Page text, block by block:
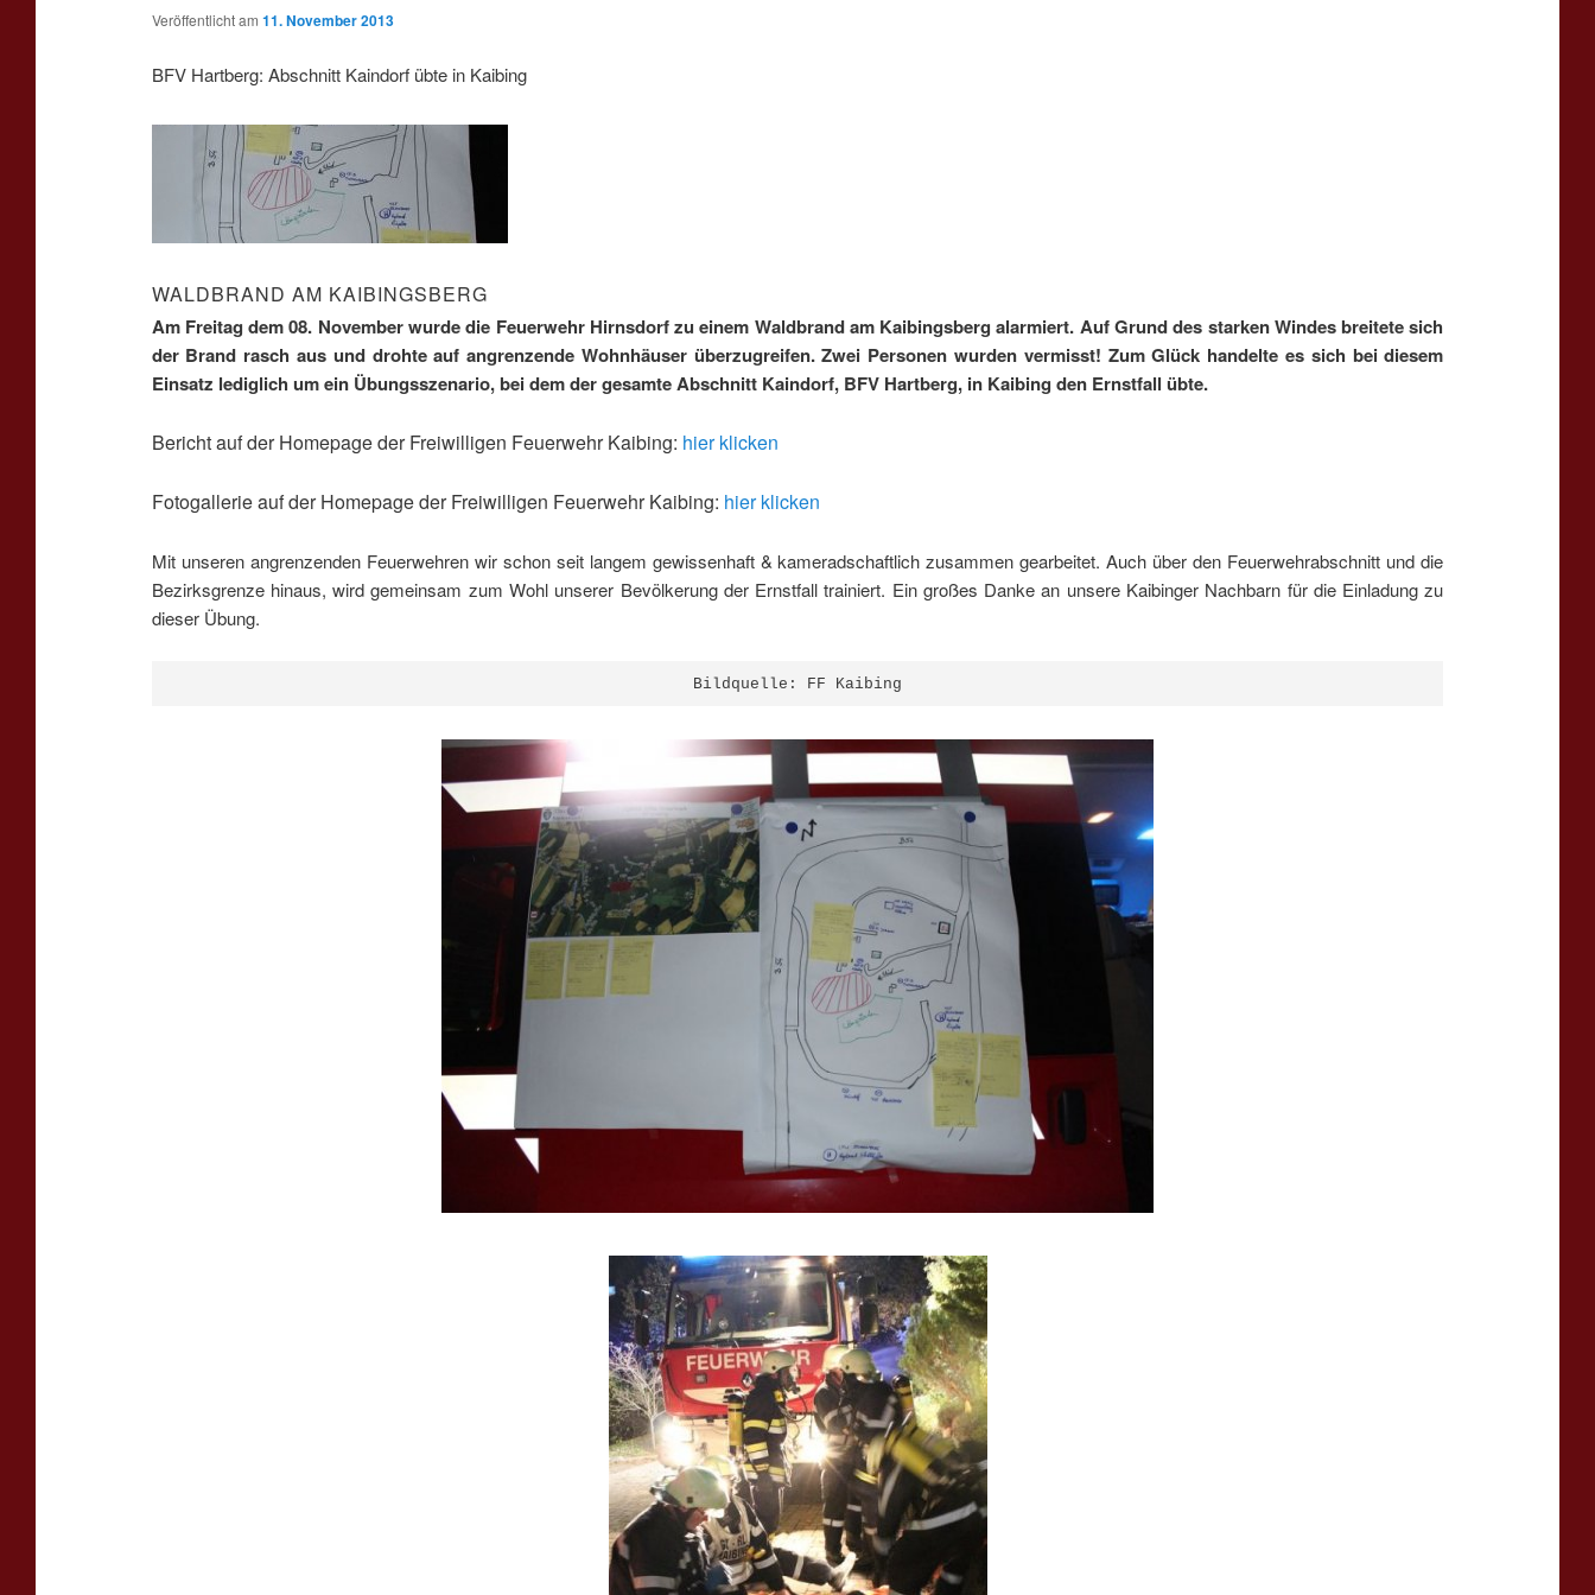
Veröffentlicht am 11. November 2013
BFV Hartberg: Abschnitt Kaindorf übte in Kaibing
WALDBRAND AM KAIBINGSBERG
Am Freitag dem 08. November wurde die Feuerwehr Hirnsdorf zu einem Waldbrand am Kaibingsberg alarmiert. Auf Grund des starken Windes breitete sich
der Brand rasch aus und drohte auf angrenzende Wohnhäuser überzugreifen. Zwei Personen wurden vermisst! Zum Glück handelte es sich bei diesem
Einsatz lediglich um ein Übungsszenario, bei dem der gesamte Abschnitt Kaindorf, BFV Hartberg, in Kaibing den Ernstfall übte.
Bericht auf der Homepage der Freiwilligen Feuerwehr Kaibing: hier klicken
Fotogallerie auf der Homepage der Freiwilligen Feuerwehr Kaibing: hier klicken
Mit unseren angrenzenden Feuerwehren wir schon seit langem gewissenhaft & kameradschaftlich zusammen gearbeitet. Auch über den Feuerwehrabschnitt und die
Bezirksgrenze hinaus, wird gemeinsam zum Wohl unserer Bevölkerung der Ernstfall trainiert. Ein großes Danke an unsere Kaibinger Nachbarn für die Einladung zu
dieser Übung.
Bildquelle: FF Kaibing